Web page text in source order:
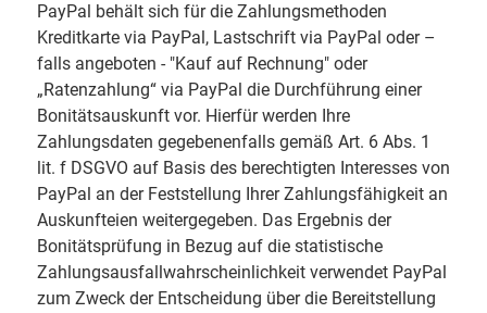
PayPal behält sich für die Zahlungsmethoden
Kreditkarte via PayPal, Lastschrift via PayPal oder –
falls angeboten - "Kauf auf Rechnung" oder
„Ratenzahlung“ via PayPal die Durchführung einer
Bonitätsauskunft vor. Hierfür werden Ihre
Zahlungsdaten gegebenenfalls gemäß Art. 6 Abs. 1
lit. f DSGVO auf Basis des berechtigten Interesses von
PayPal an der Feststellung Ihrer Zahlungsfähigkeit an
Auskunfteien weitergegeben. Das Ergebnis der
Bonitätsprüfung in Bezug auf die statistische
Zahlungsausfallwahrscheinlichkeit verwendet PayPal
zum Zweck der Entscheidung über die Bereitstellung